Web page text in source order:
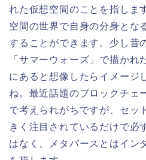
れた仮想空間のことを指しま
空間の世界で自身の分身とな
することができます。少し昔
「サマーウォーズ」で描かれ
にあると想像したらイメージ
ね。最近話題のブロックチェ
で考えられがちですが、セッ
きく注目されているだけで必
はなく、メタバースとはイン